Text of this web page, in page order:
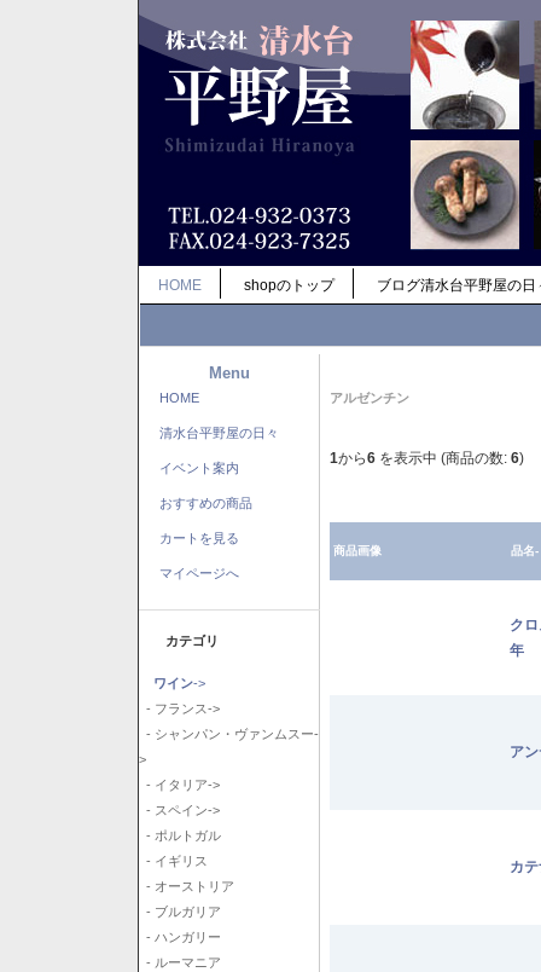
HOME shopのトップ ブログ清水台平野屋の日
Menu
HOME
清水台平野屋の日々
イベント案内
おすすめの商品
カートを見る
マイページへ
カテゴリ
ワイン->
- フランス->
- シャンパン・ヴァンムスー-
>
- イタリア->
- スペイン->
- ポルトガル
- イギリス
- オーストリア
- ブルガリア
- ハンガリー
- ルーマニア
アルゼンチン
1から6 を表示中 (商品の数: 6)
商品画像 品名-
ク
年
ア
カ